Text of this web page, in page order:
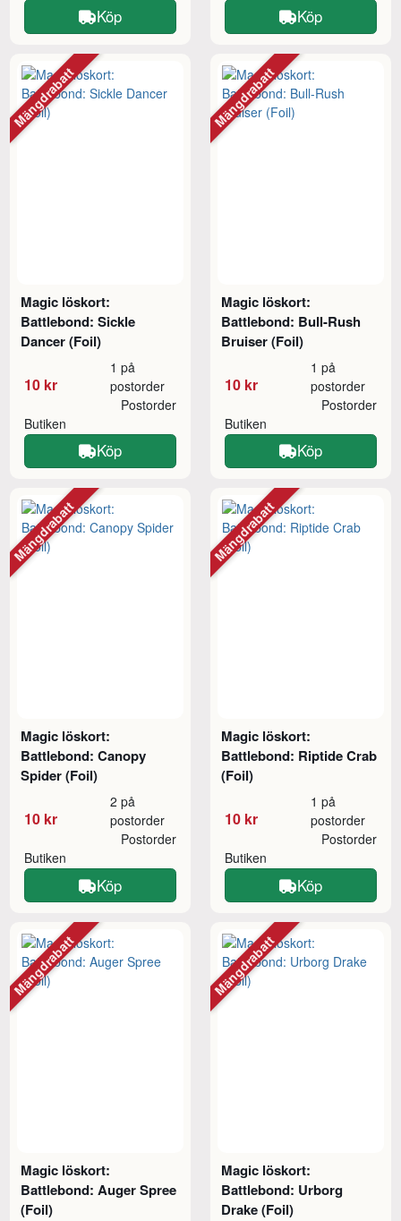
Köp Köp
Magic löskort:
Battlebond: Sickle
Dancer (Foil)
10 kr
1 på
postorder
Butiken
Postorder
Köp
Mängdrabatt
Magic löskort:
Battlebond: Bull-Rush
Bruiser (Foil)
10 kr
1 på
postorder
Butiken
Postorder
Köp
Mängdrabatt
Magic löskort:
Battlebond: Canopy
Spider (Foil)
10 kr
2 på
postorder
Butiken
Postorder
Köp
Mängdrabatt
Magic löskort:
Battlebond: Riptide Crab
(Foil)
10 kr
1 på
postorder
Butiken
Postorder
Köp
Mängdrabatt
Magic löskort:
Battlebond: Auger Spree
(Foil)
Mängdrabatt
Magic löskort:
Battlebond: Urborg
Drake (Foil)
Mängdrabatt